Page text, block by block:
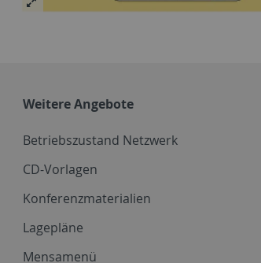
Weitere Angebote
Betriebszustand Netzwerk
CD-Vorlagen
Konferenzmaterialien
Lagepläne
Mensamenü